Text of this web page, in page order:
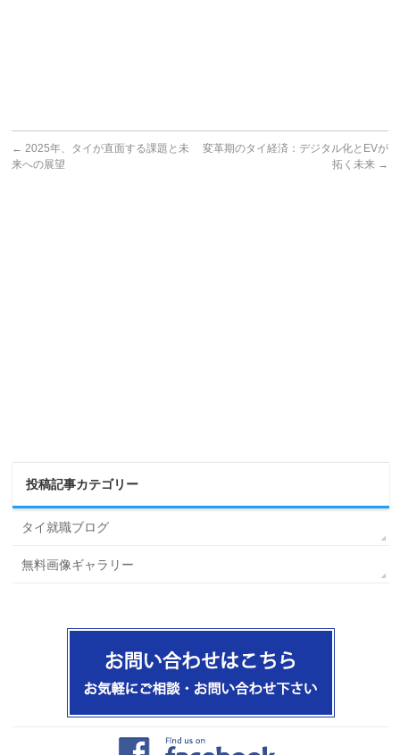
← 2025年、タイが直面する課題と未
来への展望
変革期のタイ経済：デジタル化とEVが
拓く未来 →
投稿記事カテゴリー
タイ就職ブログ
無料画像ギャラリー